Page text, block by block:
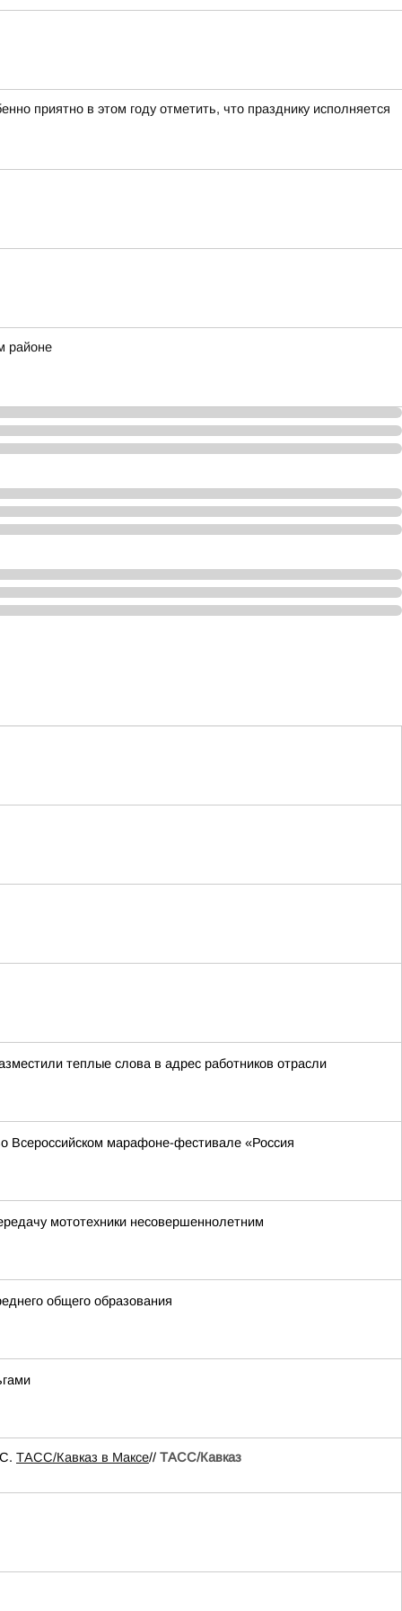
приятно в этом году отметить, что празднику исполняется
районе
теплые слова в адрес работников отрасли
Всероссийском марафоне-фестивале «Россия
мототехники несовершеннолетним
общего образования
ТАСС/Кавказ в Максе// ТАСС/Кавказ